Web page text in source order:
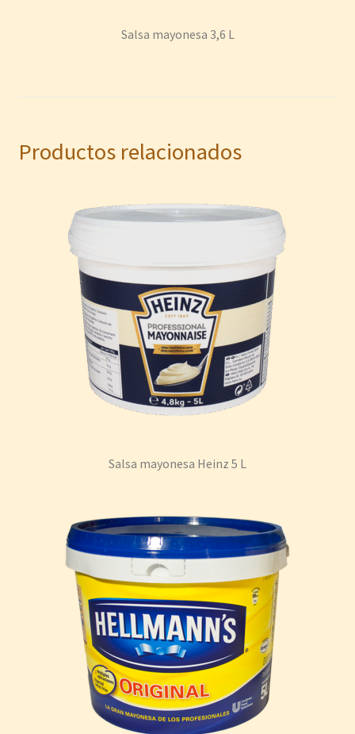
Salsa mayonesa 3,6 L
Productos relacionados
Salsa mayonesa Heinz 5 L